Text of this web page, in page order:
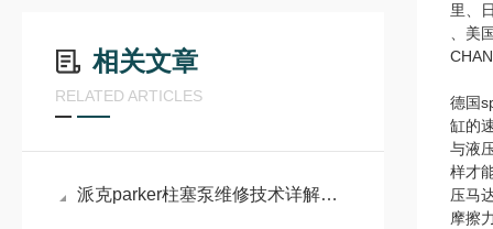
相关文章
RELATED ARTICLES
派克parker柱塞泵维修技术详解：常见故障诊断与维护策略
里、
、美
德国
缸的
与液
样才
压马
摩擦